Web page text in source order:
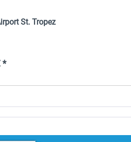
St. Tropez
*